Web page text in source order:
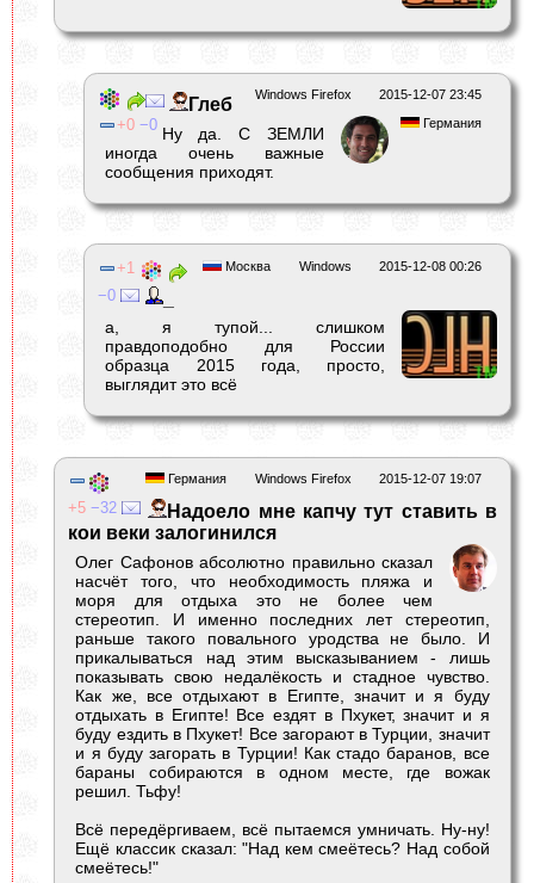
2015-12-07 23:45
Windows Firefox
Германия
0 0
Глеб
Ну да. С ЗЕМЛИ
иногда очень важные
сообщения приходят.
2015-12-08 00:26
Windows
Москва
1
0
_
а, я тупой... слишком
правдоподобно для России
образца 2015 года, просто,
выглядит это всё
2015-12-07 19:07
Windows Firefox
Германия
5 32
Надоело мне капчу тут ставить в
кои веки залогинился
Олег Сафонов абсолютно правильно сказал
насчёт того, что необходимость пляжа и
моря для отдыха это не более чем
стереотип. И именно последних лет стереотип,
раньше такого повального уродства не было. И
прикалываться над этим высказыванием - лишь
показывать свою недалёкость и стадное чувство.
Как же, все отдыхают в Египте, значит и я буду
отдыхать в Египте! Все ездят в Пхукет, значит и я
буду ездить в Пхукет! Все загорают в Турции, значит
и я буду загорать в Турции! Как стадо баранов, все
бараны собираются в одном месте, где вожак
решил. Тьфу!
Всё передёргиваем, всё пытаемся умничать. Ну-ну!
Ещё классик сказал: "Над кем смеётесь? Над собой
смеётесь!"